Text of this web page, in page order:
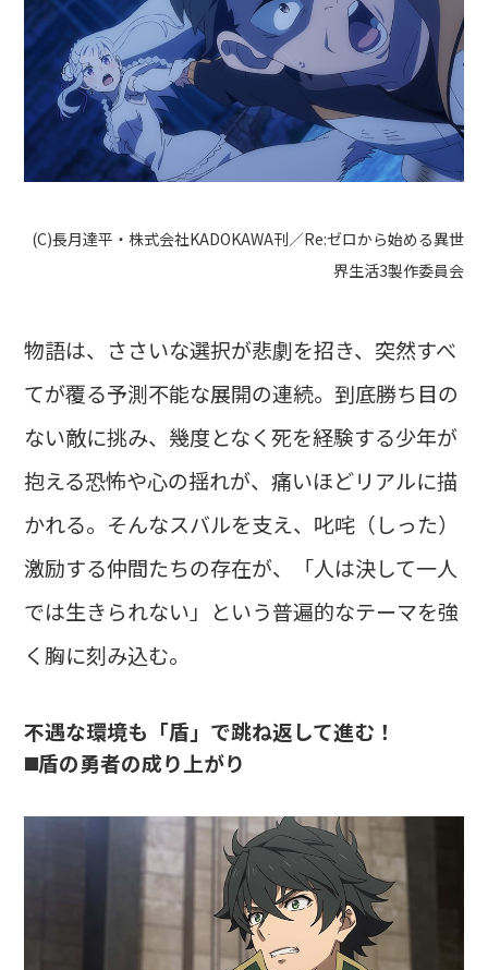
(C)長月達平・株式会社KADOKAWA刊／Re:ゼロから始める異世
界生活3製作委員会
物語は、ささいな選択が悲劇を招き、突然すべ
てが覆る予測不能な展開の連続。到底勝ち目の
ない敵に挑み、幾度となく死を経験する少年が
抱える恐怖や心の揺れが、痛いほどリアルに描
かれる。そんなスバルを支え、叱咤（しった）
激励する仲間たちの存在が、「人は決して一人
では生きられない」という普遍的なテーマを強
く胸に刻み込む。
不遇な環境も「盾」で跳ね返して進む！
◼️盾の勇者の成り上がり